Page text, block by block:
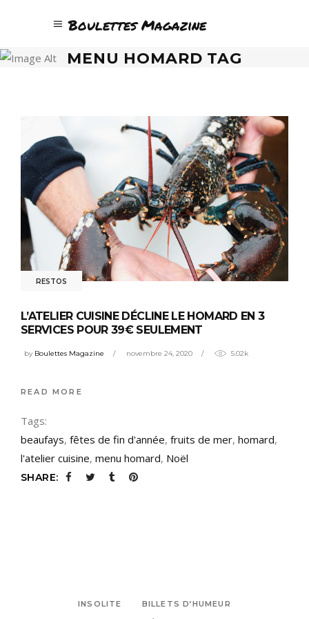
Boulettes Magazine
MENU HOMARD TAG
RESTOS
L’ATELIER CUISINE DÉCLINE LE HOMARD EN 3
SERVICES POUR 39€ SEULEMENT
by Boulettes Magazine novembre 24, 2020 5.02k
READ MORE
Tags:
beaufays, fêtes de fin d'année, fruits de mer, homard,
l'atelier cuisine, menu homard, Noël
SHARE:
INSOLITE
BILLETS D’HUMEUR